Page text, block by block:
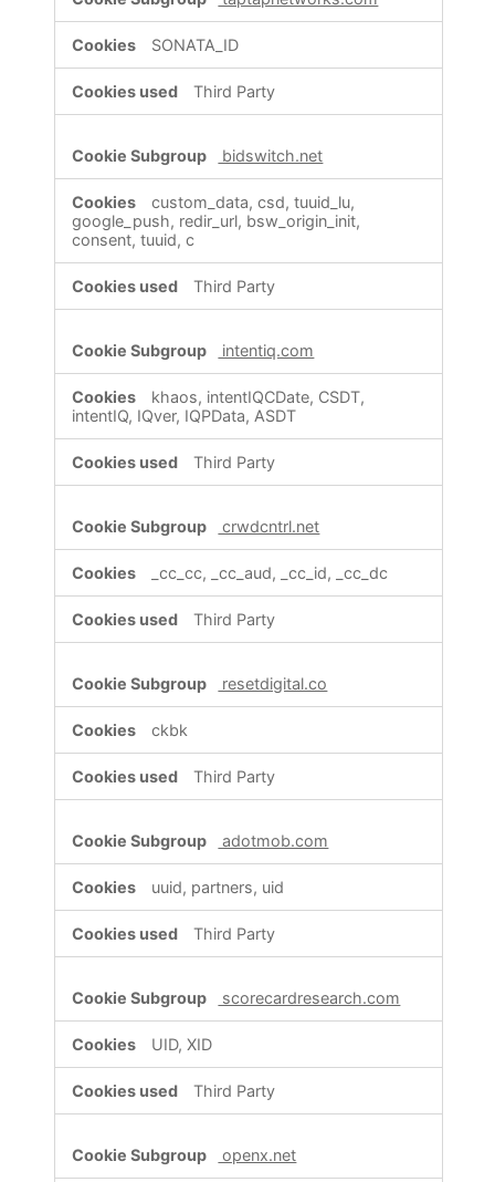
SONATA_ID
Third Party
bidswitch.net
custom_data, csd, tuuid_lu,
google_push, redir_url, bsw_origin_init,
consent, tuuid, c
Third Party
intentiq.com
khaos, intentIQCDate, CSDT,
intentIQ, IQver, IQPData, ASDT
Third Party
crwdcntrl.net
_cc_cc, _cc_aud, _cc_id, _cc_dc
Third Party
resetdigital.co
ckbk
Third Party
adotmob.com
uuid, partners, uid
Third Party
scorecardresearch.com
UID, XID
Third Party
openx.net